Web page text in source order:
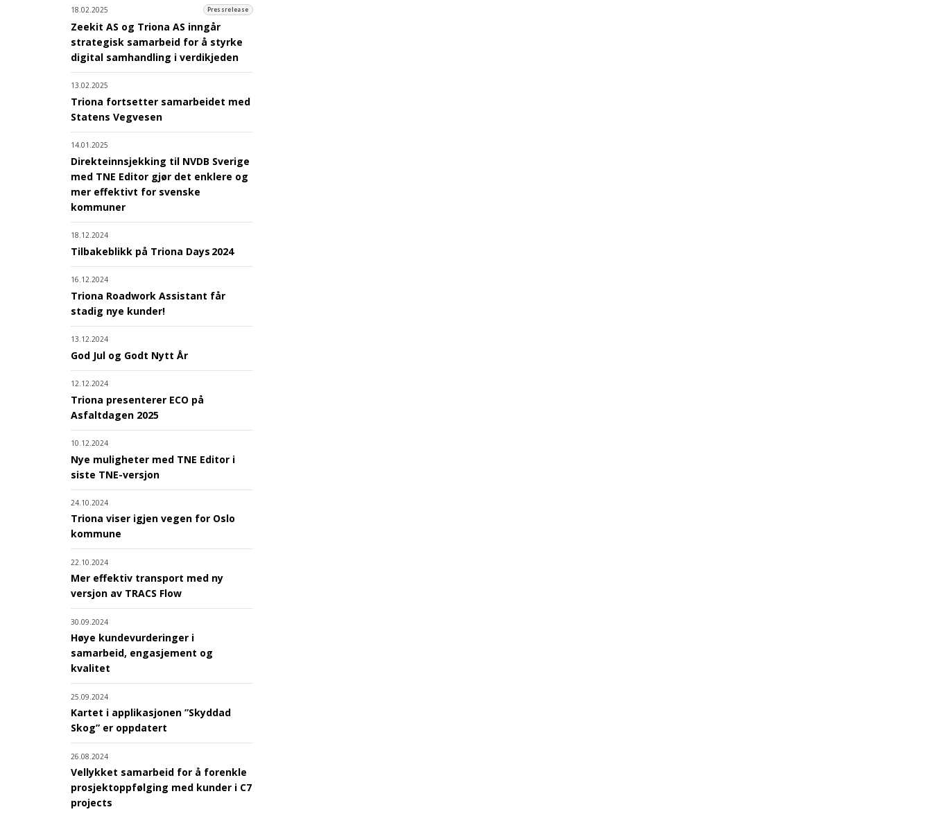
18.02.2025 Pressrelease
Zeekit AS og Triona AS inngår
strategisk samarbeid for å styrke
digital samhandling i verdikjeden
13.02.2025
Triona fortsetter samarbeidet med
Statens Vegvesen
14.01.2025
Direkteinnsjekking til NVDB Sverige
med TNE Editor gjør det enklere og
mer effektivt for svenske
kommuner
18.12.2024
Tilbakeblikk på Triona Days 2024
16.12.2024
Triona Roadwork Assistant får
stadig nye kunder!
13.12.2024
God Jul og Godt Nytt År
12.12.2024
Triona presenterer ECO på
Asfaltdagen 2025
10.12.2024
Nye muligheter med TNE Editor i
siste TNE-versjon
24.10.2024
Triona viser igjen vegen for Oslo
kommune
22.10.2024
Mer effektiv transport med ny
versjon av TRACS Flow
30.09.2024
Høye kundevurderinger i
samarbeid, engasjement og
kvalitet
25.09.2024
Kartet i applikasjonen ”Skyddad
Skog” er oppdatert
26.08.2024
Vellykket samarbeid for å forenkle
prosjektoppfølging med kunder i C7
projects